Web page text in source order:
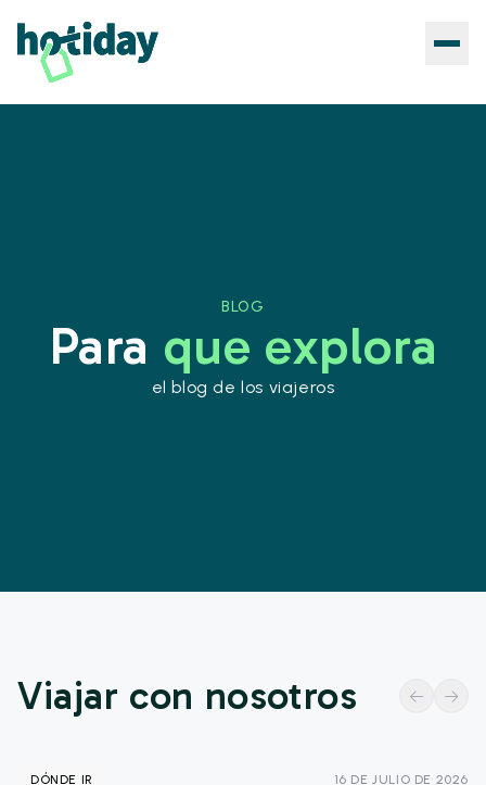
BLOG
Para que explora
el blog de los viajeros
Viajar con nosotros
DÓNDE IR 16 DE JULIO DE 2026